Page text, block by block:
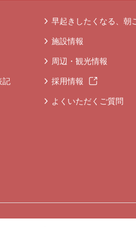
早起きしたくなる、朝
施設情報
周辺・観光情報
記 採用情報
よくいただくご質問